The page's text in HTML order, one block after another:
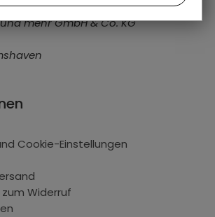
mehr GmbH & Co. KG
Cookie-Einstellungen
Widerruf